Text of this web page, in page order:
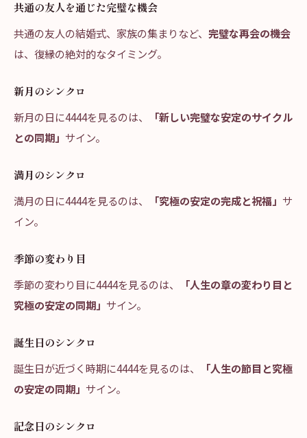
共通の友人を通じた完璧な機会
共通の友人の結婚式、家族の集まりなど、 完璧な再会の機会
は、復縁の絶対的なタイミング。
新月のシンクロ
新月の日に4444を見るのは、
「新しい完璧な安定のサイクル
との同期」 サイン。
満月のシンクロ
満月の日に4444を見るのは、
「究極の安定の完成と祝福」 サ
イン。
季節の変わり目
季節の変わり目に4444を見るのは、
「人生の章の変わり目と
究極の安定の同期」 サイン。
誕生日のシンクロ
誕生日が近づく時期に4444を見るのは、
「人生の節目と究極
の安定の同期」 サイン。
記念日のシンクロ